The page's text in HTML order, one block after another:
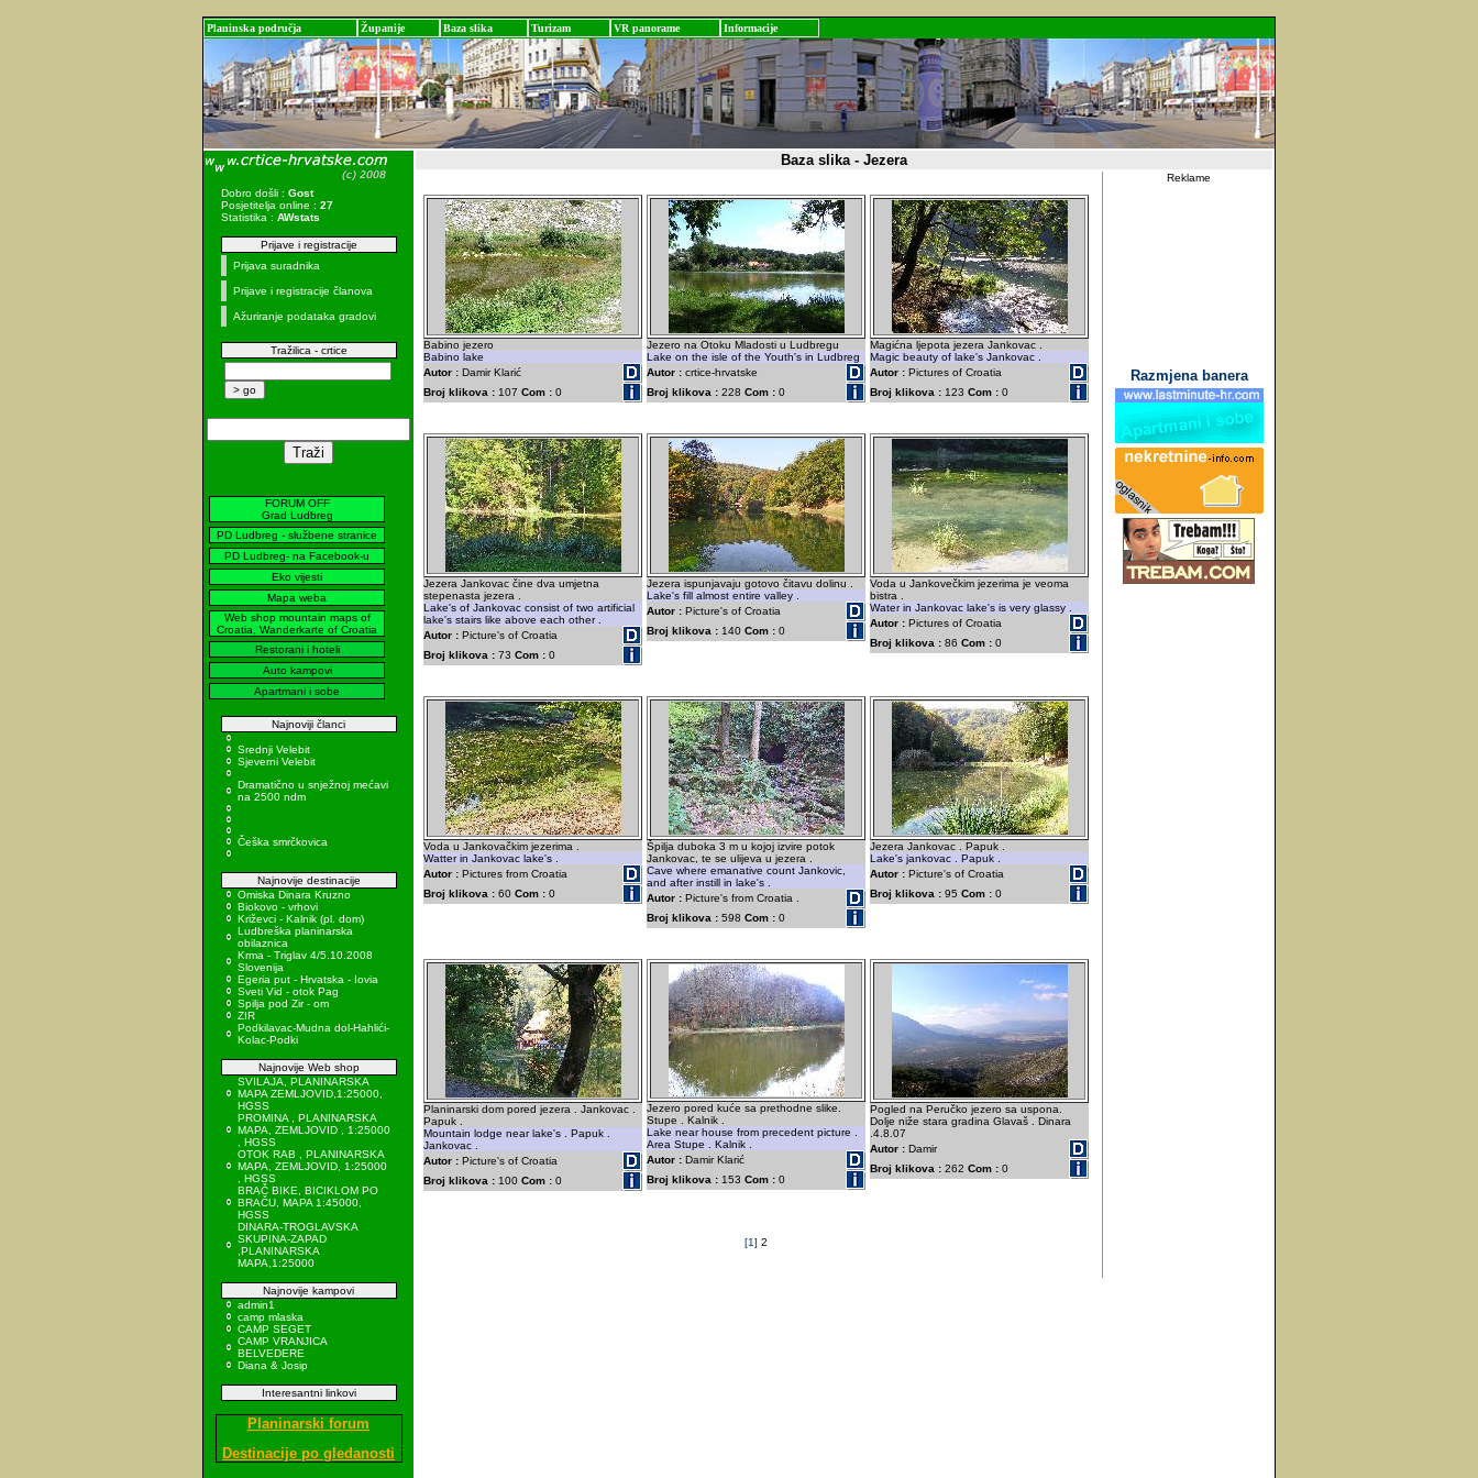
Planinska područja Županije Baza slika Turizam VR panorame Informacije
Dobro došli : Gost
Posjetitelja online : 27
Statistika : AWstats
Prijave i registracije
Prijava suradnika
Prijave i registracije članova
Ažuriranje podataka gradovi
Tražilica - crtice
FORUM OFF
Grad Ludbreg
PD Ludbreg - službene stranice
PD Ludbreg- na Facebook-u
Eko vijesti
Mapa weba
Web shop mountain maps of
Croatia, Wanderkarte of Croatia
Restorani i hoteli
Auto kampovi
Apartmani i sobe
Najnoviji članci
Srednji Velebit
Sjeverni Velebit
Dramatično u snježnoj mećavi
na 2500 ndm
Češka smrčkovica
Najnovije destinacije
Omiska Dinara Kruzno
Biokovo - vrhovi
Križevci - Kalnik (pl. dom)
Ludbreška planinarska
obilaznica
Krma - Triglav 4/5.10.2008
Slovenija
Egeria put - Hrvatska - Iovia
Sveti Vid - otok Pag
Spilja pod Zir - om
ZIR
Podkilavac-Mudna dol-Hahlići-
Kolac-Podki
Najnovije Web shop
SVILAJA, PLANINARSKA
MAPA ZEMLJOVID,1:25000,
HGSS
PROMINA , PLANINARSKA
MAPA, ZEMLJOVID , 1:25000
, HGSS
OTOK RAB , PLANINARSKA
MAPA, ZEMLJOVID, 1:25000
, HGSS
BRAČ BIKE, BICIKLOM PO
BRAČU, MAPA 1:45000,
HGSS
DINARA-TROGLAVSKA
SKUPINA-ZAPAD
,PLANINARSKA
MAPA,1:25000
Najnovije kampovi
admin1
camp mlaska
CAMP SEGET
CAMP VRANJICA
BELVEDERE
Diana & Josip
Interesantni linkovi
Planinarski forum
Destinacije po gledanosti
Baza slika - Jezera
Babino jezero
Babino lake
Autor : Damir Klarić
Broj klikova : 107 Com : 0
Jezero na Otoku Mladosti u Ludbregu
Lake on the isle of the Youth's in Ludbreg
Autor : crtice-hrvatske
Broj klikova : 228 Com : 0
Magićna ljepota jezera Jankovac .
Magic beauty of lake's Jankovac .
Autor : Pictures of Croatia
Broj klikova : 123 Com : 0
Jezera Jankovac čine dva umjetna
stepenasta jezera .
Lake's of Jankovac consist of two artificial
lake's stairs like above each other .
Autor : Picture's of Croatia
Broj klikova : 73 Com : 0
Jezera ispunjavaju gotovo čitavu dolinu .
Lake's fill almost entire valley .
Autor : Picture's of Croatia
Broj klikova : 140 Com : 0
Voda u Jankovečkim jezerima je veoma
bistra .
Water in Jankovac lake's is very glassy .
Autor : Pictures of Croatia
Broj klikova : 86 Com : 0
Voda u Jankovačkim jezerima .
Watter in Jankovac lake's .
Autor : Pictures from Croatia
Broj klikova : 60 Com : 0
Špilja duboka 3 m u kojoj izvire potok
Jankovac, te se ulijeva u jezera .
Cave where emanative count Jankovic,
and after instill in lake's .
Autor : Picture's from Croatia .
Broj klikova : 598 Com : 0
Jezera Jankovac . Papuk .
Lake's jankovac . Papuk .
Autor : Picture's of Croatia
Broj klikova : 95 Com : 0
Planinarski dom pored jezera . Jankovac .
Papuk .
Mountain lodge near lake's . Papuk .
Jankovac .
Autor : Picture's of Croatia
Broj klikova : 100 Com : 0
Jezero pored kuće sa prethodne slike.
Stupe . Kalnik .
Lake near house from precedent picture .
Area Stupe . Kalnik .
Autor : Damir Klarić
Broj klikova : 153 Com : 0
Pogled na Peručko jezero sa uspona.
Dolje niže stara gradina Glavaš . Dinara
.4.8.07
Autor : Damir
Broj klikova : 262 Com : 0
[1] 2
Reklame
Razmjena banera